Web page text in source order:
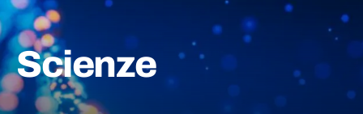
Scienze